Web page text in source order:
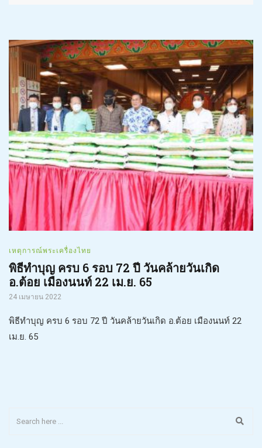
เหตุการณ์พระเครื่องไทย
พิธีทำบุญ ครบ 6 รอบ 72 ปี วันคล้ายวันเกิด
อ.ต้อย เมืองนนท์ 22 เม.ย. 65
24 เมษายน 2022
พิธีทำบุญ ครบ 6 รอบ 72 ปี วันคล้ายวันเกิด อ.ต้อย เมืองนนท์ 22
เม.ย. 65